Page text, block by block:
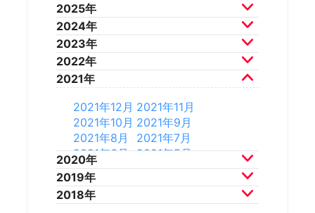
2026年7月 2026年6月
2026年5月 2026年4月
2026年3月 2026年2月
2025年
2025年12月2025年11月
2025年10月2025年9月
2025年8月 2025年7月
2025年6月
2025年2月 2025年1月
2024年
2024年12月2024年11月
2024年10月2024年9月
2024年8月 2024年7月
2024年6月 2024年5月
2024年4月 2024年3月
2024年2月 2024年1月
2023年
2023年12月2023年11月
2023年10月2023年9月
2023年8月 2023年7月
2023年6月 2023年5月
2023年4月
2023年3月
2023年2月 2023年1月
2022年
2022年12月2022年11月
2022年10月 2022年9月
2022年8月 2022年7月
2022年6月
2022年5月
2022年4月 2022年3月
2022年2月 2022年1月
2021年
2021年12月 2021年11月
2021年10月 2021年9月
2021年8月
2021年7月
2021年6月 2021年5月
2021年4月 2021年3月
2021年2月 2021年1月
2020年
2020年12月2020年11月
2020年10月2020年9月
2019年
2019年12月2019年11月
2018年